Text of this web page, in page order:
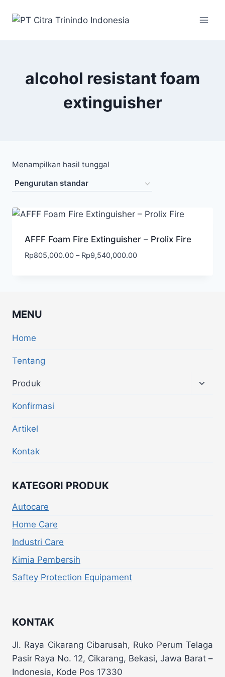
alcohol resistant foam
extinguisher
Menampilkan hasil tunggal
AFFF Foam Fire Extinguisher – Prolix Fire
Rp805,000.00 – Rp9,540,000.00
MENU
Home
Tentang
Produk
Konfirmasi
Artikel
Kontak
KATEGORI PRODUK
Autocare
Home Care
Industri Care
Kimia Pembersih
Saftey Protection Equipament
KONTAK
Jl. Raya Cikarang Cibarusah, Ruko Perum Telaga
Pasir Raya No. 12, Cikarang, Bekasi, Jawa Barat –
Indonesia, Kode Pos 17330